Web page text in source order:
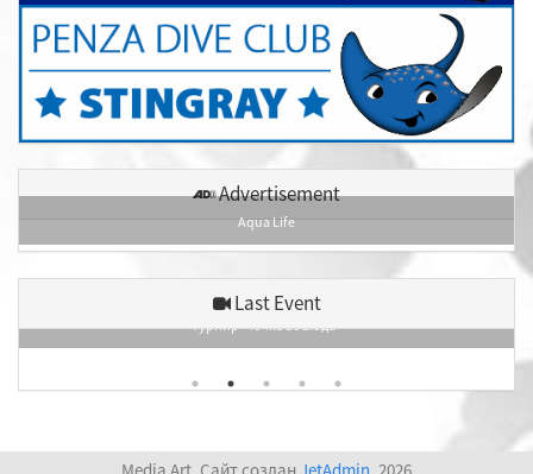
Advertisement
Aqua Life
Last Event
Турнир «Точка восхода»